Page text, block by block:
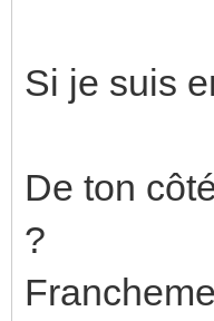
Si je suis
De ton
?